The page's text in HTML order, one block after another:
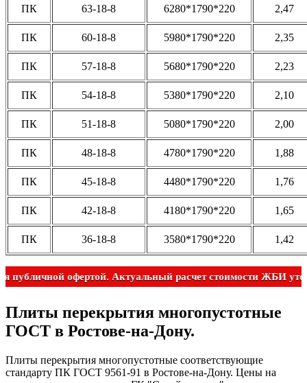
ПК 63-18-8 6280*1790*220 2,47
ПК 60-18-8 5980*1790*220 2,35
ПК 57-18-8 5680*1790*220 2,23
ПК 54-18-8 5380*1790*220 2,10
ПК 51-18-8 5080*1790*220 2,00
ПК 48-18-8 4780*1790*220 1,88
ПК 45-18-8 4480*1790*220 1,76
ПК 42-18-8 4180*1790*220 1,65
ПК 36-18-8 3580*1790*220 1,42
является публичной офертой. Актуальный расчет
Плиты перекрытия многопустотные
ГОСТ в Ростове-на-Дону.
Плиты перекрытия многопустотные соответствующие
стандарту ПК ГОСТ 9561-91 в Ростове-на-Дону. Цены на